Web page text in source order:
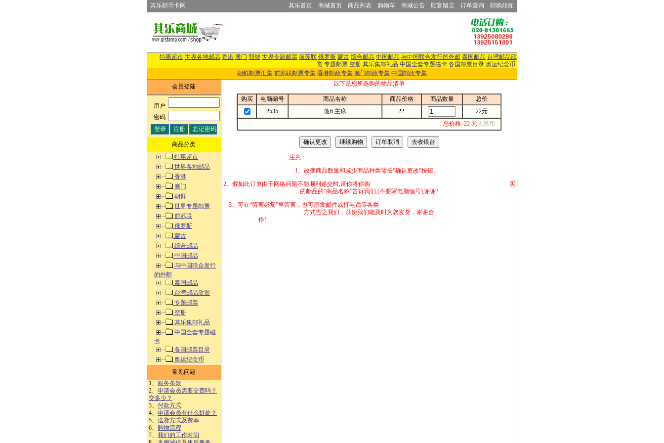
其乐邮币卡网 其乐首页 商城首页 商品列表 购物车 商城公告 顾客留言 订单查询 邮购须知
特惠超市 世界各地邮品 香港 澳门 朝鲜 世界专题邮票 前苏联 俄罗斯 蒙古 综合邮品 中国邮品 与中国联合发行的外邮 泰国邮品 台湾邮品欣
赏 专题邮票 空册 其乐集邮礼品 中国全套专题磁卡 各国邮票目录 奥运纪念币
朝鲜邮票汇集 前苏联邮票专集 香港邮政专集 澳门邮政专集 中国邮政专集
会员登陆
用户:
密码:
商品分类
特惠超市
世界各地邮品
香港
澳门
朝鲜
世界专题邮票
前苏联
俄罗斯
蒙古
综合邮品
中国邮品
与中国联合发行
的外邮
泰国邮品
台湾邮品欣赏
专题邮票
空册
其乐集邮礼品
中国全套专题磁
卡
各国邮票目录
奥运纪念币
常见问题
1、 服务条款
2、 申请会员需要交费吗？
交多少？
3、 付款方式
4、 申请会员有什么好处？
5、 送货方式及费率
6、 购物流程
7、 我们的工作时间
以下是您所选购的物品清单
购买 电脑编号 商品名称 商品价格 商品数量
总价
2535
改6 主席 22
22元
总价格: 22 元人民币
注意：
1、改变商品数量和减少商品种类需按“确认更改”按钮。
2、假如此订单由于网络问题不能顺利递交时,请你将你购 买
的邮品的“商品名称”告诉我们,(不要写电脑编号),谢谢!
3、可在“留言必复”里留言，也可用发邮件或打电话等各类
方式告之我们，以便我们能及时为您发货，谢谢合
作!